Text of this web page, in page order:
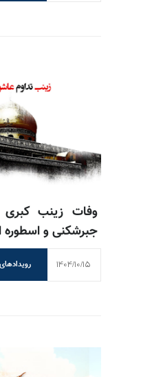
وفات زینب
جبرشکنی و اسطوره
1404/10/15